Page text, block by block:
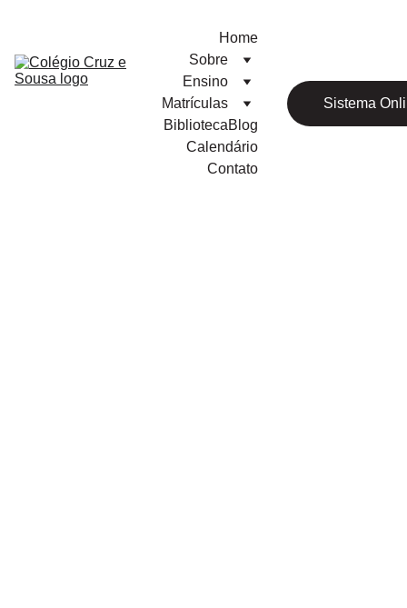
Home
Sobre
Ensino
Matrículas
BibliotecaBlog
Calendário
Contato
Sistema